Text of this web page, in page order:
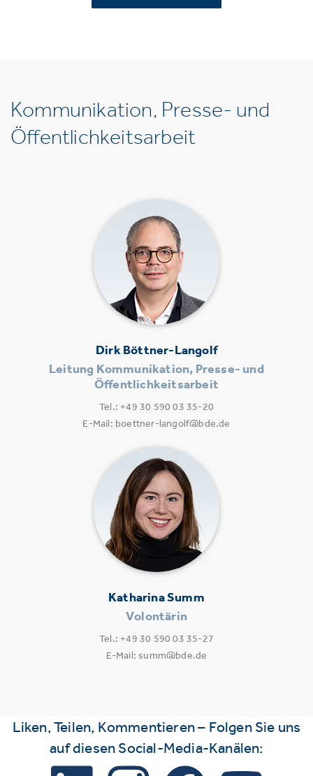
Kommunikation, Presse- und
Öffentlichkeitsarbeit
Dirk Böttner-Langolf
Leitung Kommunikation, Presse- und
Öffentlichkeitsarbeit
Tel.: +49 30 590 03 35-20
E-Mail: boettner-langolf@bde.de
Katharina Summ
Volontärin
Tel.: +49 30 590 03 35-27
E-Mail: summ@bde.de
Liken, Teilen, Kommentieren – Folgen Sie uns
auf diesen Social-Media-Kanälen: